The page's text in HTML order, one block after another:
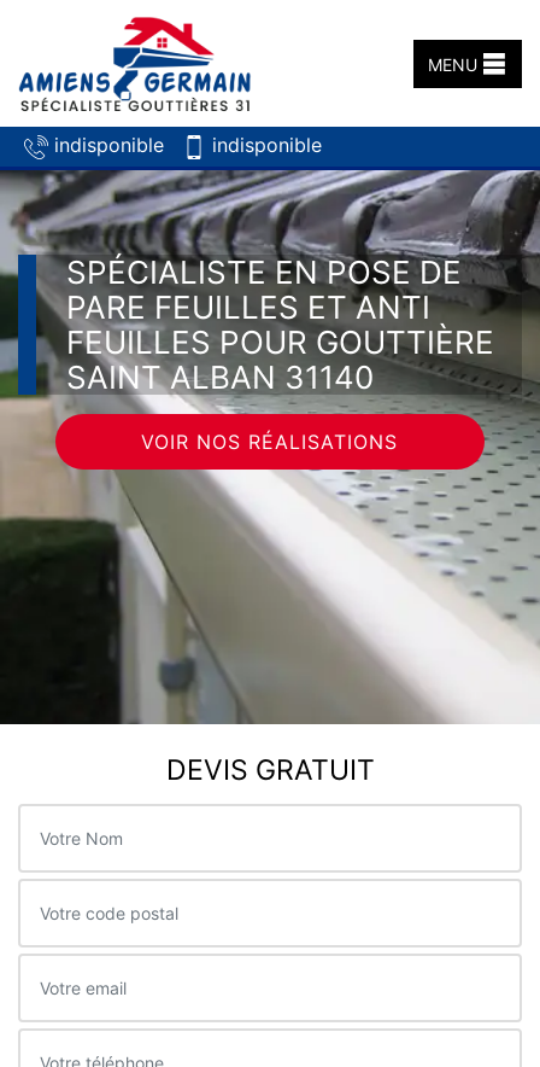
indisponible indisponible
MENU
SPÉCIALISTE EN POSE DE
PARE FEUILLES ET ANTI
FEUILLES POUR GOUTTIÈRE
SAINT ALBAN 31140
VOIR NOS RÉALISATIONS
DEVIS GRATUIT